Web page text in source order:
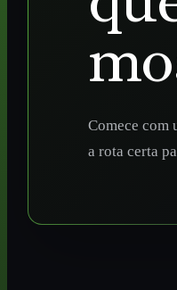
Comece com
a rota certa